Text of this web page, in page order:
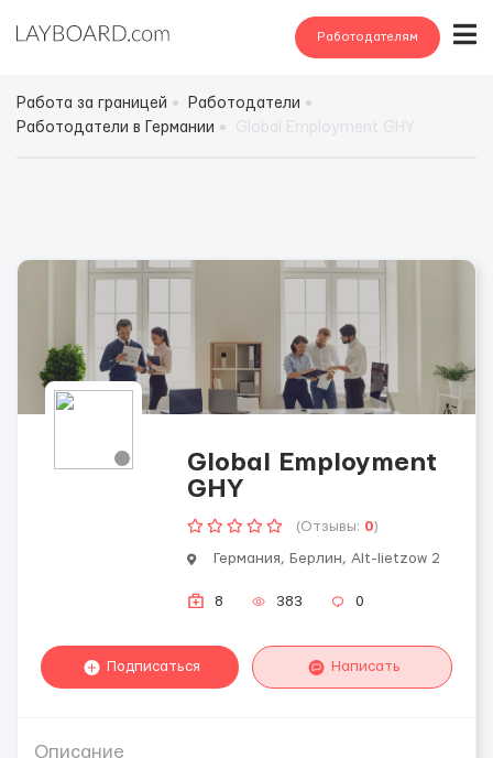
Работодателям
Работа за границей
Работодатели
Работодатели в Германии
Global Employment
GHY
(Отзывы: 0)
Германия, Берлин, Alt-lietzow 2
8 383 0
Подписаться Написать
Описание